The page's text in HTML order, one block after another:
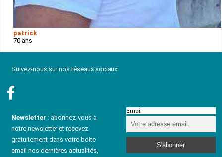
patrick
70 ans
Suivez-nous sur nos réseaux sociaux
Newsletter : abonnez-vous à
notre newsletter et recevez
gratuitement dans votre boite
email nos dernières actualités,
Email